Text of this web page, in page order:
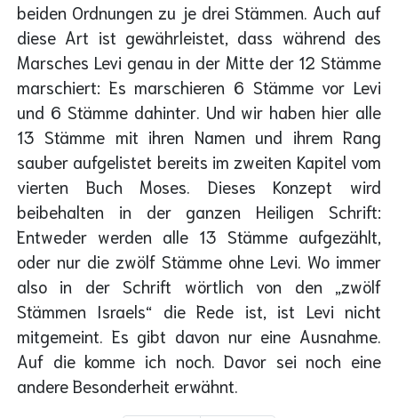
beiden Ordnungen zu je drei Stämmen. Auch auf
diese Art ist gewährleistet, dass während des
Marsches Levi genau in der Mitte der 12 Stämme
marschiert: Es marschieren 6 Stämme vor Levi
und 6 Stämme dahinter. Und wir haben hier alle
13 Stämme mit ihren Namen und ihrem Rang
sauber aufgelistet bereits im zweiten Kapitel vom
vierten Buch Moses. Dieses Konzept wird
beibehalten in der ganzen Heiligen Schrift:
Entweder werden alle 13 Stämme aufgezählt,
oder nur die zwölf Stämme ohne Levi. Wo immer
also in der Schrift wörtlich von den „zwölf
Stämmen Israels“ die Rede ist, ist Levi nicht
mitgemeint. Es gibt davon nur eine Ausnahme.
Auf die komme ich noch. Davor sei noch eine
andere Besonderheit erwähnt.